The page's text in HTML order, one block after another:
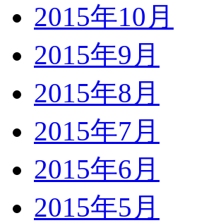
2015年10月
2015年9月
2015年8月
2015年7月
2015年6月
2015年5月